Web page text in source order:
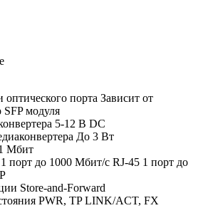
оптического порта Зависит от
SFP модуля
5-12 В DC
До 3 Вт
Мбит
1 порт до 1000 Мбит/с RJ-45 1 порт до
Store-and-Forward
PWR, TP LINK/ACT, FX